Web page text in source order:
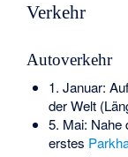
Verkehr
Autoverkehr
1. Januar: Auf
der Welt
5. Mai: Nahe
erstes